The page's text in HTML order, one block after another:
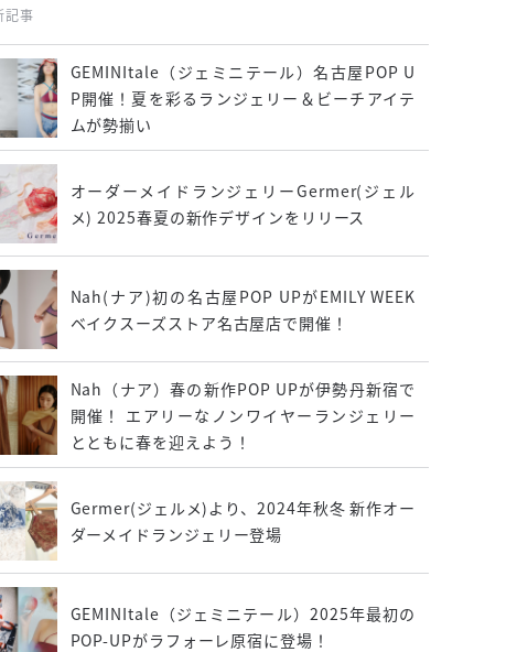
記事
GEMINItale（ジェミニテール）名古屋POP U
P開催！夏を彩るランジェリー＆ビーチアイテ
ムが勢揃い
オーダーメイドランジェリーGermer(ジェル
メ) 2025春夏の新作デザインをリリース
Nah(ナア)初の名古屋POP UPがEMILY WEEK
ベイクスーズストア名古屋店で開催！
Nah（ナア）春の新作POP UPが伊勢丹新宿で
開催！ エアリーなノンワイヤーランジェリー
とともに春を迎えよう！
Germer(ジェルメ)より、2024年秋冬 新作オー
ダーメイドランジェリー登場
GEMINItale（ジェミニテール）2025年最初の
POP-UPがラフォーレ原宿に登場！